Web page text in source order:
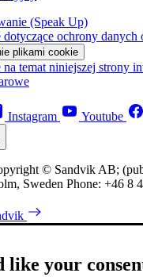
(Speak Up)
ochrony danych
plikami cookie
temat niniejszej strony
Instagram Youtube
© Sandvik AB;
Sweden Phone: +46 8
like your